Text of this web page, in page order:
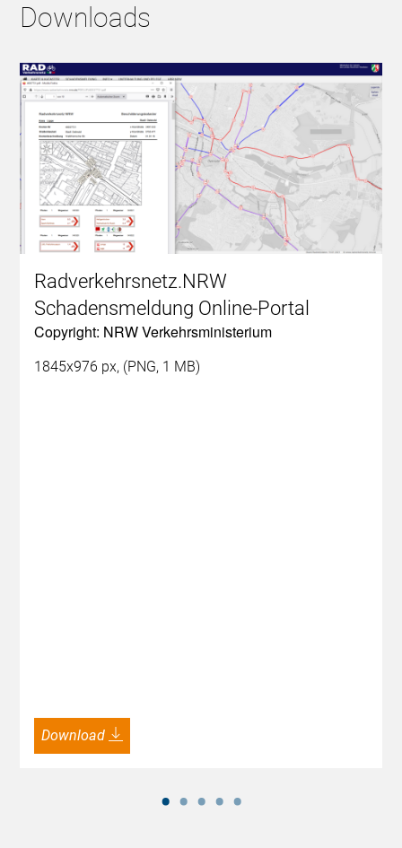
Downloads
Radverkehrsnetz.NRW
Schadensmeldung Online-Portal
Copyright: NRW Verkehrsministerium
1845x976 px, (PNG, 1 MB)
Download